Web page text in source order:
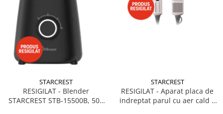
STARCREST
RESIGILAT - Blender
STARCREST STB-15500B, 500
STARCREST
RESIGILAT - Aparat placa de
indreptat parul cu aer cald 2